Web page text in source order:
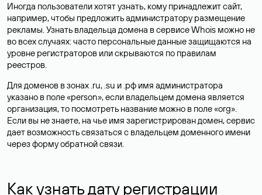
Иногда пользователи хотят узнать, кому принадлежит сайт,
например, чтобы предложить администратору размещение
рекламы. Узнать владельца домена в сервисе Whois можно не
во всех случаях: часто персональные данныезащищаются на
уровне регистраторов или скрываются по правилам
реестров.
Для доменов в зонах .ru, .su и .рф имя администратора
указано в поле «person», если владельцем домена является
организация, то посмотреть название можно в поле «org».
Если вы не знаете, на чье имя зарегистрирован домен, сервис
дает возможность связаться с владельцем доменного имени
через форму обратной связи.
Как узнать дату регистрации